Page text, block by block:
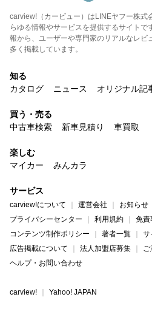
carview!（カービュー）はLINEヤフー株式
らゆる情報やサービスを提供するサイト
報から、ユーザーや専門家のリアルなレビ
多く掲載しています。
知る
カタログ
ニュース オリジナル記
買う・売る
中古車検索
新車見積り 車買取
楽しむ
マイカー
みんカラ
サービス
carview!について 運営会社 お知らせ
プライバシーセンター
利用規約
免責
コンテンツ制作ポリシー
著者一覧
サ
広告掲載について
法人加盟店募集
ご
ヘルプ・お問い合わせ
carview! Yahoo! JAPAN